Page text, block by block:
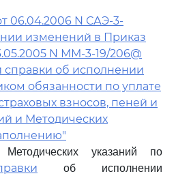
06.04.2006 N САЭ-3-
изменений в Приказ
N ММ-3-19/206@
об исполнении
обязанности по уплате
взносов, пеней и
и Методических
указаний по
об исполнении